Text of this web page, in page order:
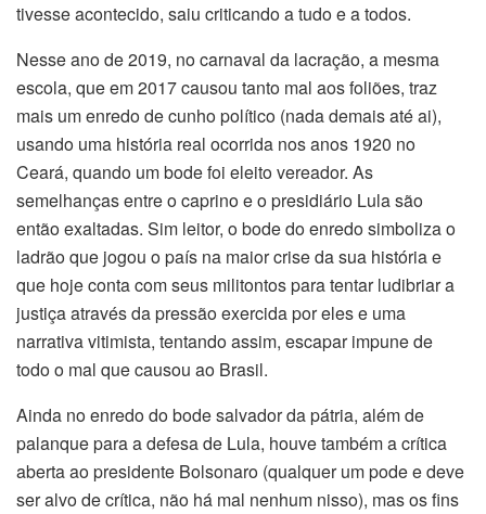
tivesse acontecido, saiu criticando a tudo e a todos.
Nesse ano de 2019, no carnaval da lacração, a mesma
escola, que em 2017 causou tanto mal aos foliões, traz
mais um enredo de cunho político (nada demais até ai),
usando uma história real ocorrida nos anos 1920 no
Ceará, quando um bode foi eleito vereador. As
semelhanças entre o caprino e o presidiário Lula são
então exaltadas. Sim leitor, o bode do enredo simboliza o
ladrão que jogou o país na maior crise da sua história e
que hoje conta com seus militontos para tentar ludibriar a
justiça através da pressão exercida por eles e uma
narrativa vitimista, tentando assim, escapar impune de
todo o mal que causou ao Brasil.
Ainda no enredo do bode salvador da pátria, além de
palanque para a defesa de Lula, houve também a crítica
aberta ao presidente Bolsonaro (qualquer um pode e deve
ser alvo de crítica, não há mal nenhum nisso), mas os fins